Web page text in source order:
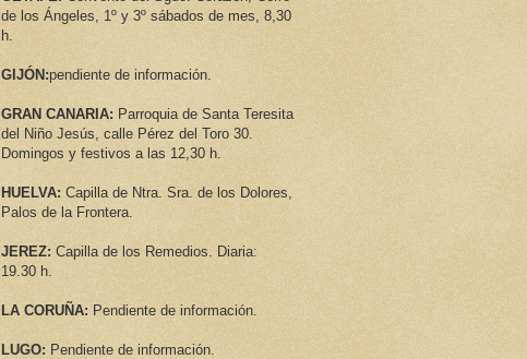
de los Ángeles, 1º y 3º sábados de mes, 8,30
h.
GIJÓN:pendiente de información.
GRAN CANARIA: Parroquia de Santa Teresita
del Niño Jesús, calle Pérez del Toro 30.
Domingos y festivos a las 12,30 h.
HUELVA: Capilla de Ntra. Sra. de los Dolores,
Palos de la Frontera.
JEREZ: Capilla de los Remedios. Diaria:
19.30 h.
LA CORUÑA: Pendiente de información.
LUGO: Pendiente de información.